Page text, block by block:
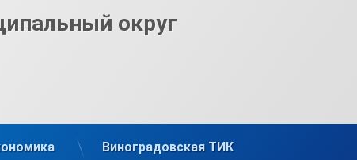
округ
Виноградовская ТИК